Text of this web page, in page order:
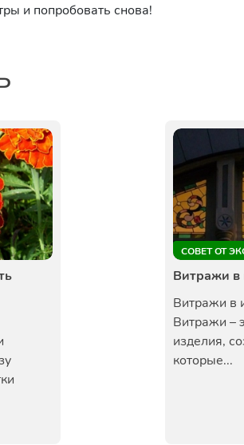
и попробовать снова!
СОВЕТ ОТ
Витражи в
Витражи в
Витражи –
изделия,
которые...